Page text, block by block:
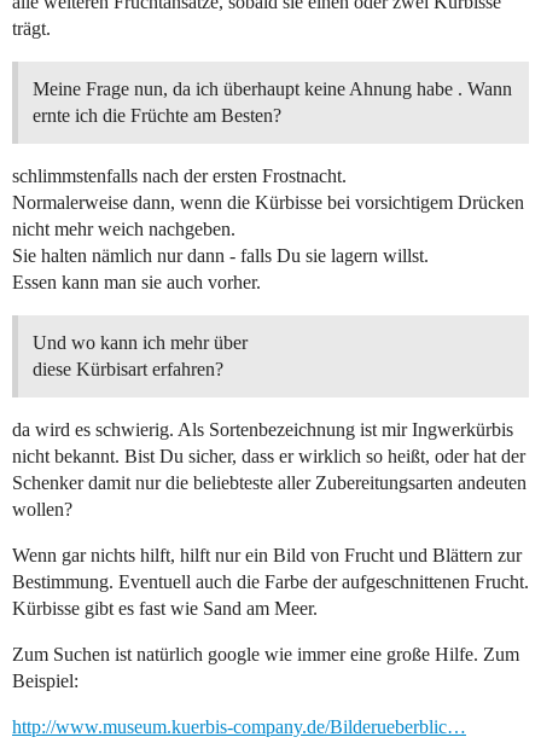
trägt.
Meine Frage nun, da ich überhaupt keine Ahnung habe . Wann
ernte ich die Früchte am Besten?
schlimmstenfalls nach der ersten Frostnacht.
Normalerweise dann, wenn die Kürbisse bei vorsichtigem Drücken
nicht mehr weich nachgeben.
Sie halten nämlich nur dann - falls Du sie lagern willst.
Essen kann man sie auch vorher.
Und wo kann ich mehr über
diese Kürbisart erfahren?
da wird es schwierig. Als Sortenbezeichnung ist mir Ingwerkürbis
nicht bekannt. Bist Du sicher, dass er wirklich so heißt, oder hat der
Schenker damit nur die beliebteste aller Zubereitungsarten andeuten
wollen?
Wenn gar nichts hilft, hilft nur ein Bild von Frucht und Blättern zur
Bestimmung. Eventuell auch die Farbe der aufgeschnittenen Frucht.
Kürbisse gibt es fast wie Sand am Meer.
Zum Suchen ist natürlich google wie immer eine große Hilfe. Zum
Beispiel:
http://www.museum.kuerbis-company.de/Bilderueberblic…